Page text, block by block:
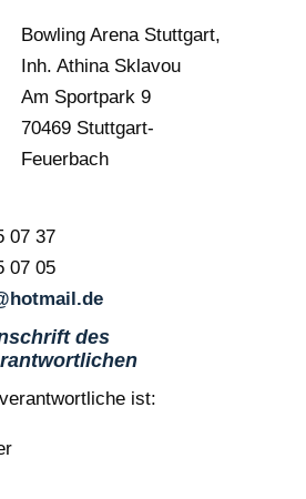
Bowling Arena Stuttgart,
Inh. Athina Sklavou
Am Sportpark 9
70469 Stuttgart-
Feuerbach
07 37
07 05
des
ist: